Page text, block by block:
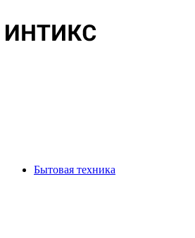
Бытовая техника